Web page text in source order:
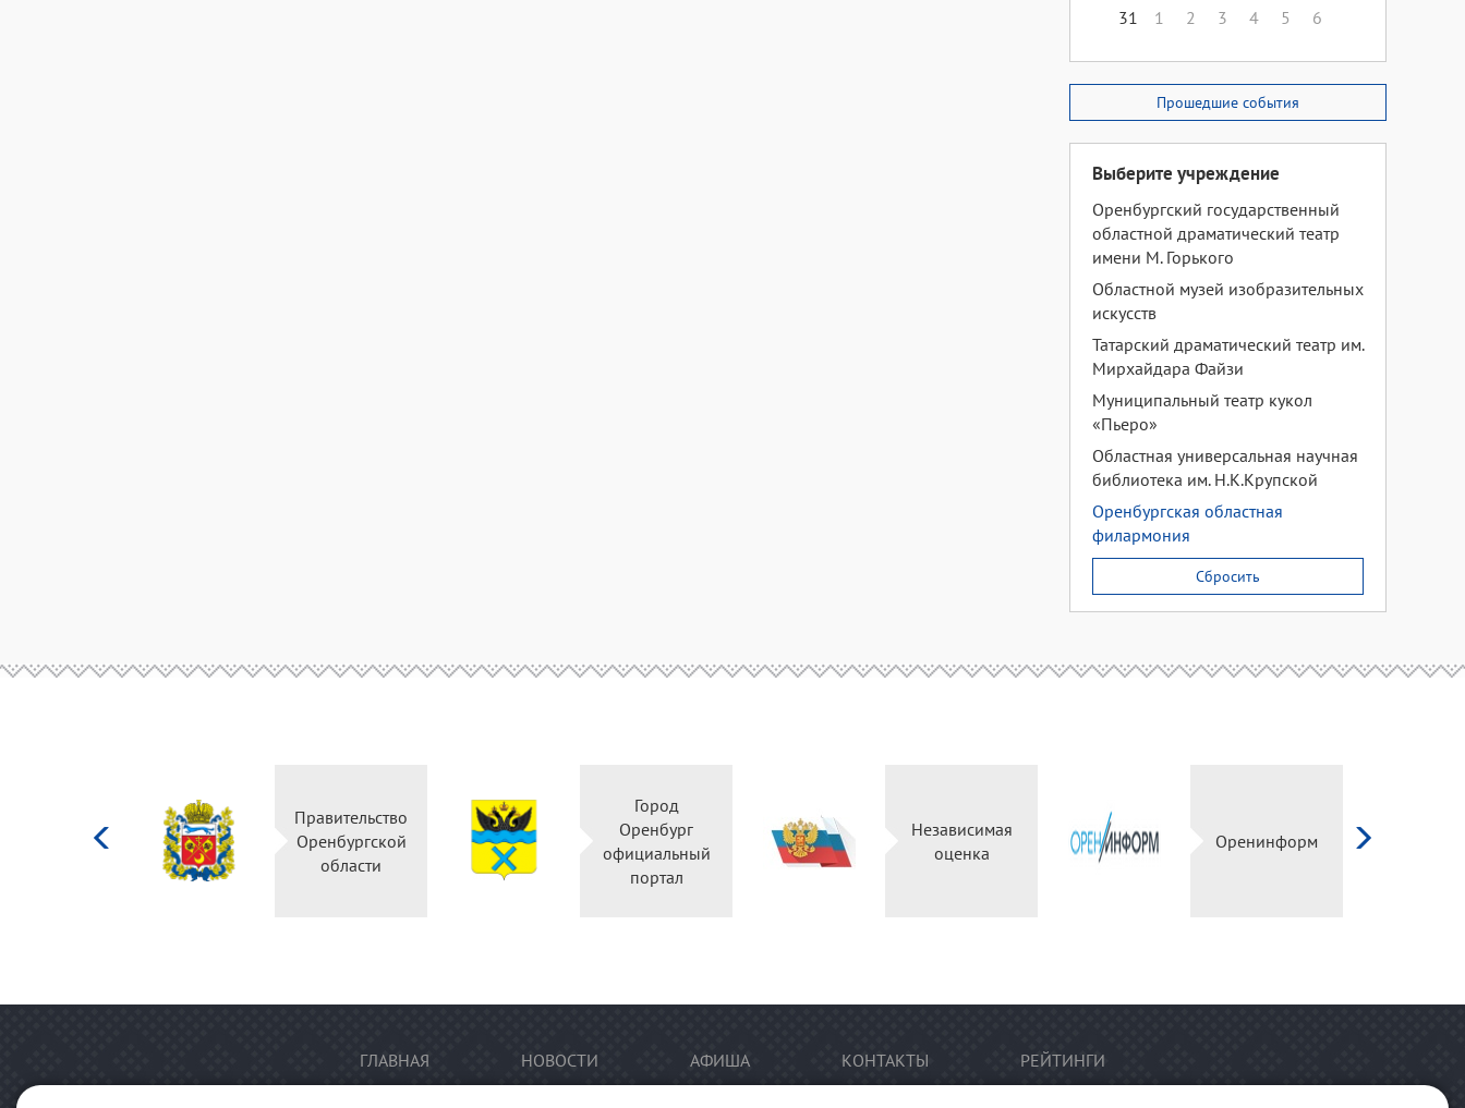
31
1 2 3 4 5 6
Прошедшие события
Выберите учреждение
Оренбургский государственный
областной драматический театр
имени М. Горького
Областной музей изобразительных
искусств
Татарский драматический театр им.
Мирхайдара Файзи
Муниципальный театр кукол
«Пьеро»
Областная универсальная научная
библиотека им. Н.К.Крупской
Оренбургская областная
филармония
Сбросить
Правительство
Оренбургской
области
Город
Оренбург
официальный
портал
Независимая
оценка
Оренинформ
ГЛАВНАЯ НОВОСТИ АФИША КОНТАКТЫ РЕЙТИНГИ